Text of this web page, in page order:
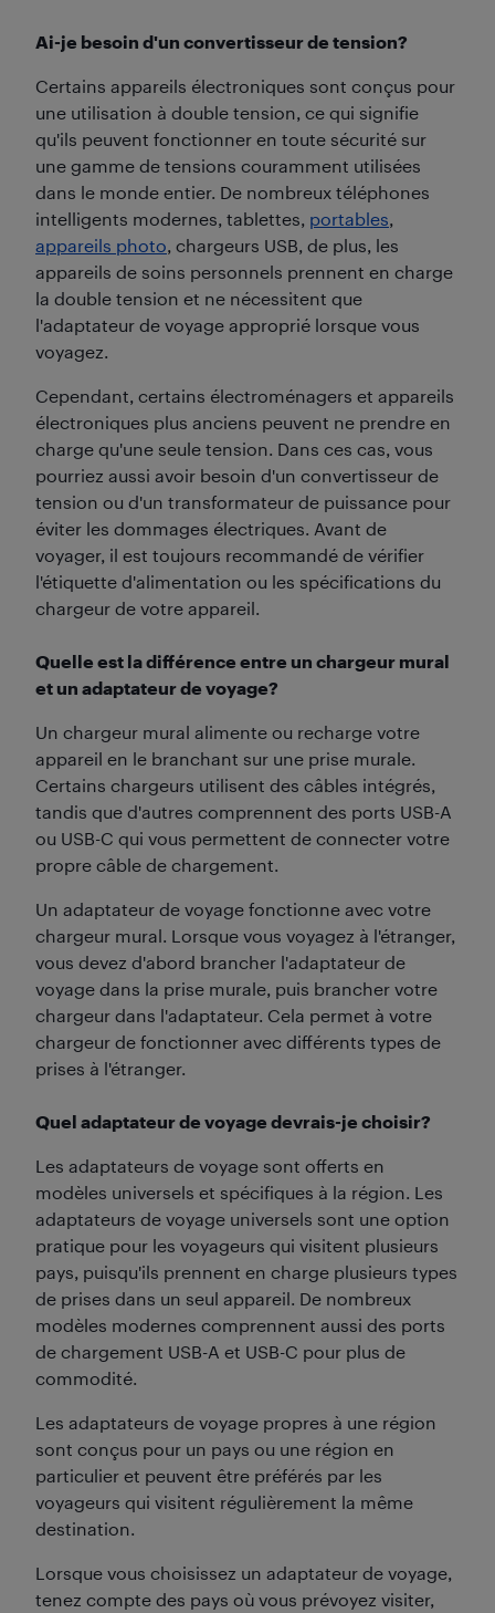
Ai-je besoin d'un convertisseur de tension?
Certains appareils électroniques sont conçus pour
une utilisation à double tension, ce qui signifie
qu'ils peuvent fonctionner en toute sécurité sur
une gamme de tensions couramment utilisées
dans le monde entier. De nombreux téléphones
intelligents modernes, tablettes, portables,
appareils photo, chargeurs USB, de plus, les
appareils de soins personnels prennent en charge
la double tension et ne nécessitent que
l'adaptateur de voyage approprié lorsque vous
voyagez.
Cependant, certains électroménagers et appareils
électroniques plus anciens peuvent ne prendre en
charge qu'une seule tension. Dans ces cas, vous
pourriez aussi avoir besoin d'un convertisseur de
tension ou d'un transformateur de puissance pour
éviter les dommages électriques. Avant de
voyager, il est toujours recommandé de vérifier
l'étiquette d'alimentation ou les spécifications du
chargeur de votre appareil.
Quelle est la différence entre un chargeur mural
et un adaptateur de voyage?
Un chargeur mural alimente ou recharge votre
appareil en le branchant sur une prise murale.
Certains chargeurs utilisent des câbles intégrés,
tandis que d'autres comprennent des ports USB-A
ou USB-C qui vous permettent de connecter votre
propre câble de chargement.
Un adaptateur de voyage fonctionne avec votre
chargeur mural. Lorsque vous voyagez à l'étranger,
vous devez d'abord brancher l'adaptateur de
voyage dans la prise murale, puis brancher votre
chargeur dans l'adaptateur. Cela permet à votre
chargeur de fonctionner avec différents types de
prises à l'étranger.
Quel adaptateur de voyage devrais-je choisir?
Les adaptateurs de voyage sont offerts en
modèles universels et spécifiques à la région. Les
adaptateurs de voyage universels sont une option
pratique pour les voyageurs qui visitent plusieurs
pays, puisqu'ils prennent en charge plusieurs types
de prises dans un seul appareil. De nombreux
modèles modernes comprennent aussi des ports
de chargement USB-A et USB-C pour plus de
commodité.
Les adaptateurs de voyage propres à une région
sont conçus pour un pays ou une région en
particulier et peuvent être préférés par les
voyageurs qui visitent régulièrement la même
destination.
Lorsque vous choisissez un adaptateur de voyage,
tenez compte des pays où vous prévoyez visiter,